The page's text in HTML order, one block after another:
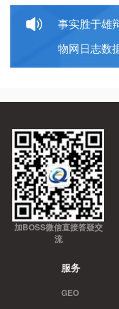
事实胜于雄
物网日志数
加BOSS微信直接答疑交
流
服务
GEO